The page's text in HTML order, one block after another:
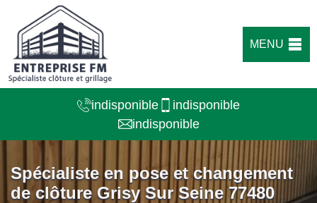
MENU
indisponible
indisponible
indisponible
Spécialiste en pose et changement
de clôture Grisy Sur Seine 77480